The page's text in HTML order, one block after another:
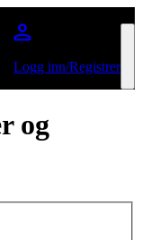
Logg inn/Registrer
og